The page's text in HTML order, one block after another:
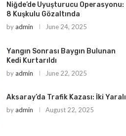
Niğde’de Uyuşturucu Operasyonu:
8 Kuşkulu Gözaltında
byadmin June 24, 2025
Yangın Sonrası Baygın Bulunan
Kedi Kurtarıldı
byadmin June 22, 2025
Aksaray’da Trafik Kazası: İki Yaralı
byadmin August 22, 2025